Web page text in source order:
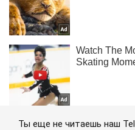
Ты еще не читаешь наш